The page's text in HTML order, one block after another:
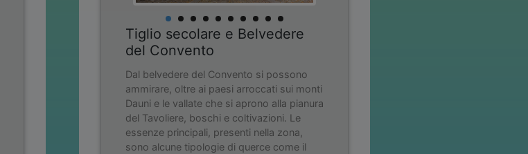
Tiglio secolare e Belvedere
del Convento
Dal belvedere del Convento si possono
ammirare, oltre ai paesi arroccati sui monti
Dauni e le vallate che si aprono alla pianura
del Tavoliere, boschi e coltivazioni. Le
essenze principali, presenti nella zona,
sono alcune tipologie di querce come il